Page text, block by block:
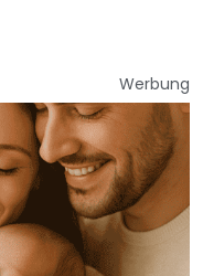
Werbung